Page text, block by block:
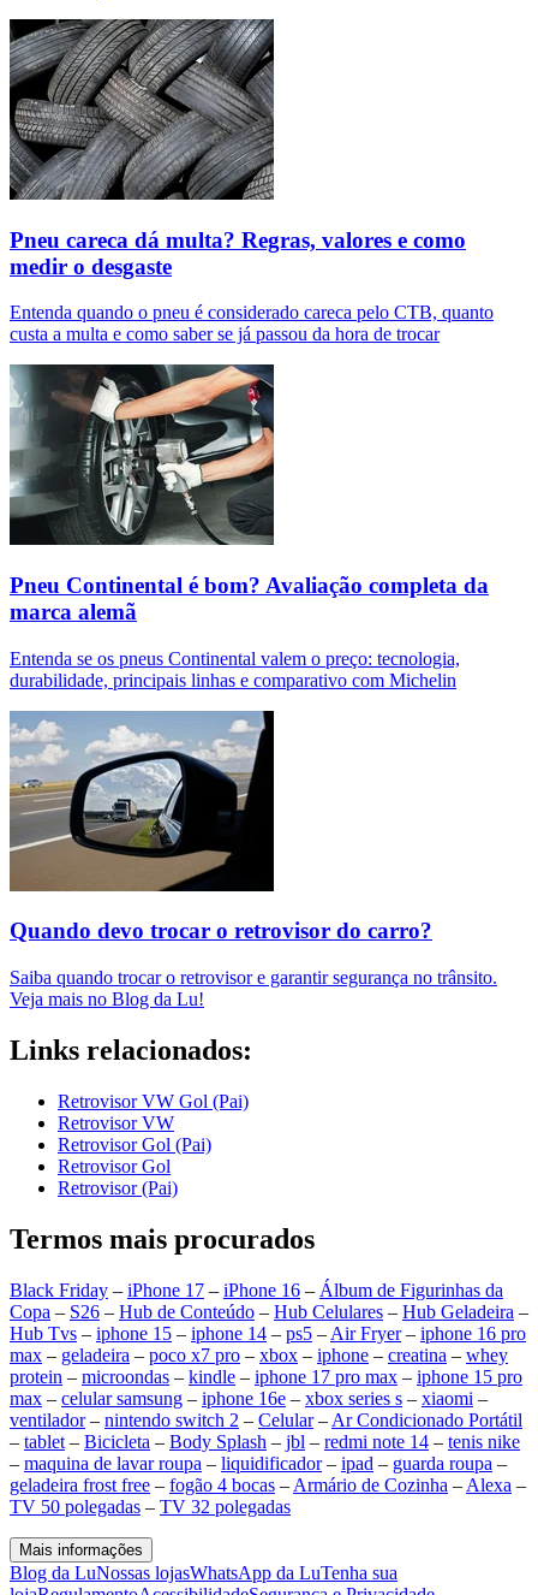
Pneu careca dá multa? Regras, valores e como
medir o desgaste
Entenda quando o pneu é considerado careca pelo CTB, quanto
custa a multa e como saber se já passou da hora de trocar
Pneu Continental é bom? Avaliação completa da
marca alemã
Entenda se os pneus Continental valem o preço: tecnologia,
durabilidade, principais linhas e comparativo com Michelin
Quando devo trocar o retrovisor do carro?
Saiba quando trocar o retrovisor e garantir segurança no trânsito.
Veja mais no Blog da Lu!
Links relacionados:
Retrovisor VW Gol (Pai)
Retrovisor VW
Retrovisor Gol (Pai)
Retrovisor Gol
Retrovisor (Pai)
Termos mais procurados
Black Friday – iPhone 17 – iPhone 16 – Álbum de Figurinhas da
Copa – S26 – Hub de Conteúdo – Hub Celulares – Hub Geladeira –
Hub Tvs – iphone 15 – iphone 14 – ps5 – Air Fryer– iphone 16 pro
max – geladeira – poco x7 pro – xbox – iphone – creatina – whey
protein – microondas – kindle – iphone 17 pro max – iphone 15 pro
max – celular samsung – iphone 16e – xbox series s – xiaomi –
ventilador– nintendo switch 2 – Celular– Ar Condicionado Portátil
– tablet – Bicicleta – Body Splash – jbl – redmi note 14 – tenis nike
– maquina de lavar roupa – liquidificador– ipad – guarda roupa –
geladeira frost free – fogão 4 bocas – Armário de Cozinha – Alexa –
TV 50 polegadas – TV 32 polegadas
Mais informações
Blog da LuNossas lojasWhatsApp da LuTenha sua